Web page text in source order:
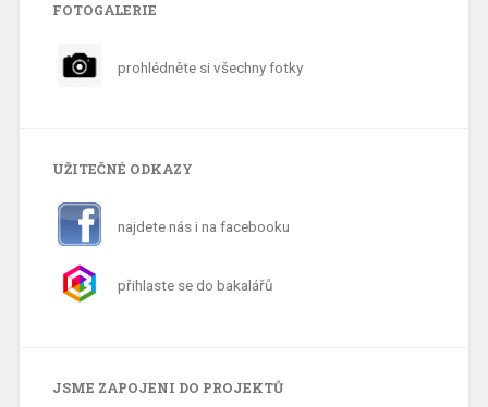
FOTOGALERIE
prohlédněte si všechny fotky
UŽITEČNÉ ODKAZY
najdete nás i na facebooku
přihlaste se do bakalářů
JSME ZAPOJENI DO PROJEKTŮ